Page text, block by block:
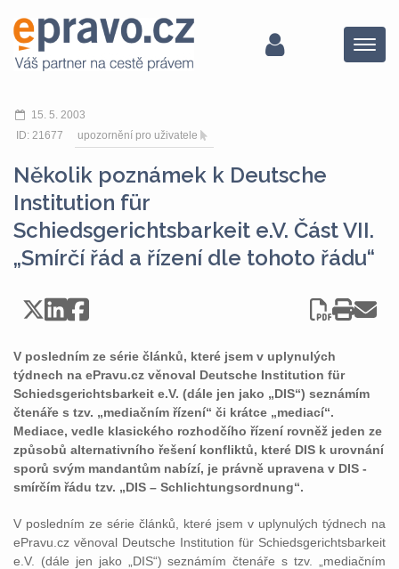
Menu
15. 5. 2003
ID: 21677
upozornění pro uživatele
Několik poznámek k Deutsche
Institution für
Schiedsgerichtsbarkeit e.V. Část VII.
„Smírčí řád a řízení dle tohoto řádu“
V posledním ze série článků, které jsem v uplynulých
týdnech na ePravu.cz věnoval Deutsche Institution für
Schiedsgerichtsbarkeit e.V. (dále jen jako „DIS“) seznámím
čtenáře s tzv. „mediačním řízení“ či krátce „mediací“.
Mediace, vedle klasického rozhodčího řízení rovněž jeden ze
způsobů alternativního řešení konfliktů, které DIS k urovnání
sporů svým mandantům nabízí, je právně upravena v DIS -
smírčím řádu tzv. „DIS – Schlichtungsordnung“.
V posledním ze série článků, které jsem v uplynulých týdnech na
ePravu.cz věnoval Deutsche Institution für Schiedsgerichtsbarkeit
e.V. (dále jen jako „DIS“) seznámím čtenáře s tzv. „mediačním